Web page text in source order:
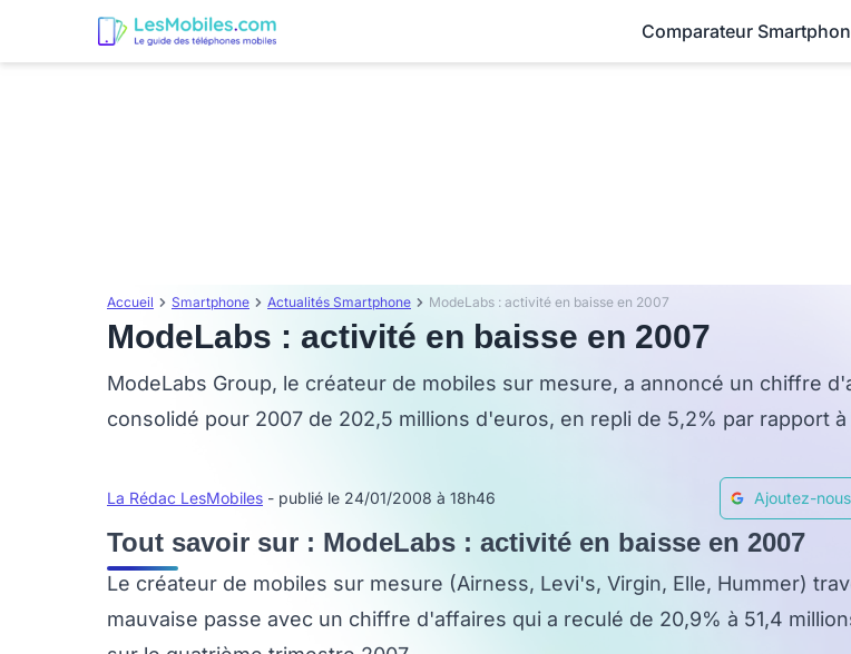
Comparateur
Accueil Smartphone Actualités Smartphone ModeLabs : activité en baisse en 2007
ModeLabs : activité en baisse en 2007
ModeLabs Group, le créateur de mobiles sur mesure, a annoncé un chiffre
consolidé pour 2007 de 202,5 millions d'euros, en repli de 5,2% par rapport à
La Rédac LesMobiles - publié le 24/01/2008 à 18h46 Ajoutez-
Tout savoir sur : ModeLabs : activité en baisse en 2007
Le créateur de mobiles sur mesure (Airness, Levi's, Virgin, Elle, Hummer)
mauvaise passe avec un chiffre d'affaires qui a reculé de 20,9% à 51,4